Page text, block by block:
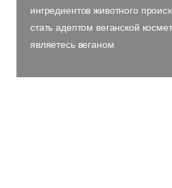
ингредиентов животного
стать адептом веганской
являетесь веганом